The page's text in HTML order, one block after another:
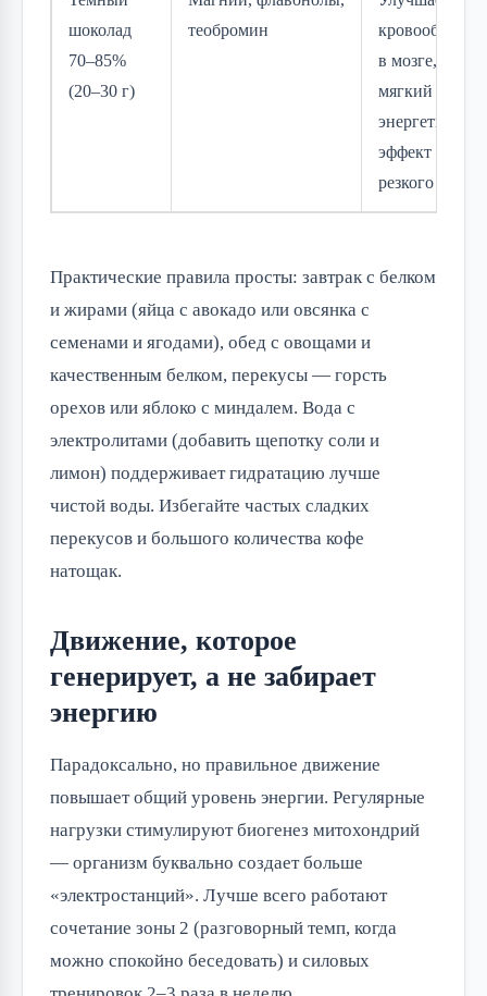
шоколад
70–85%
(20–30 г)
теобромин
в мозге, дает
мягкий
эффект без
резкого
Практические правила просты: завтрак с белком
и жирами (яйца с авокадо или овсянка с
семенами и ягодами), обед с овощами и
качественным белком, перекусы — горсть
орехов или яблоко с миндалем. Вода с
электролитами (добавить щепотку соли и
лимон) поддерживает гидратацию лучше
чистой воды. Избегайте частых сладких
перекусов и большого количества кофе
натощак.
Движение, которое
генерирует, а не забирает
энергию
Парадоксально, но правильное движение
повышает общий уровень энергии. Регулярные
нагрузки стимулируют биогенез митохондрий
— организм буквально создает больше
«электростанций». Лучше всего работают
сочетание зоны 2 (разговорный темп, когда
можно спокойно беседовать) и силовых